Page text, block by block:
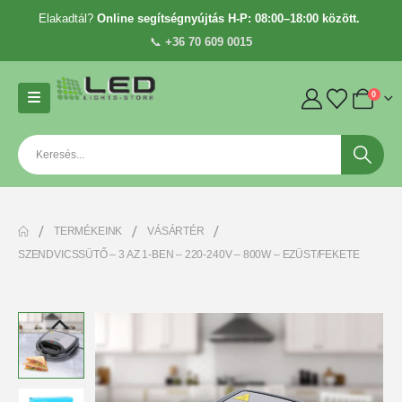
Elakadtál? Online segítségnyújtás H-P: 08:00–18:00 között.
📞 +36 70 609 0015
0
TERMÉKEINK
VÁSÁRTÉR
SZENDVICSSÜTŐ – 3 AZ 1-BEN – 220-240V – 800W – EZÜST/FEKETE